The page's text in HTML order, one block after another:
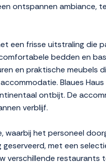
ontspannen ambiance,
een frisse uitstraling die
bedden en
en praktische meubels
Blaues
ontbijt. De
verblijf.
waarbij het personeel
met een
verschillende restaurants